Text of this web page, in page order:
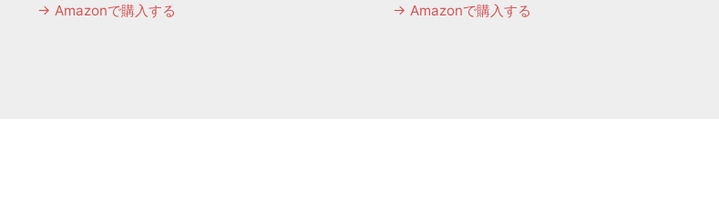
→ Amazonで購入する → Amazonで購入する